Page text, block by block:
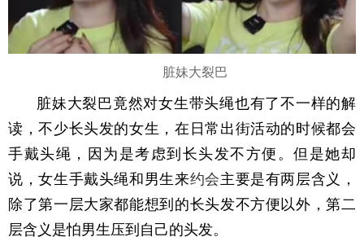
脏妹大裂巴
脏妹大裂巴竟然对女生带头绳也有了不一样的解
读，不少长头发的女生，在日常出街活动的时候都会
手戴头绳，因为是考虑到长头发不方便。但是她却
说，女生手戴头绳和男生来约会主要是有两层含义，
除了第一层大家都能想到的长头发不方便以外，第二
层含义是怕男生压到自己的头发。